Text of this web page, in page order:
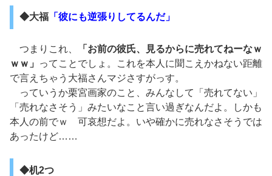
◆大福「彼にも逆張りしてるんだ」
つまりこれ、
「お前の彼氏、見るからに売れてねーなｗ
ｗｗ」
ってことでしょ。これを本人に聞こえかねない距離
で言えちゃう大福さんマジさすがっす。
っていうか栗宮画家のこと、みんなして「売れてない」
「売れなさそう」みたいなこと言い過ぎなんだよ。しかも
本人の前でｗ 可哀想だよ。いや確かに売れなさそうでは
あったけど……
◆机2つ